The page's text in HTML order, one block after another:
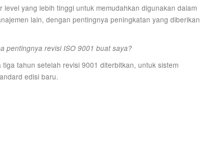
yang lebih tinggi untuk memudahkan digunakan dalam
lain, dengan pentingnya peningkatan yang diberikan
pentingnya revisi ISO 9001 buat saya?
tahun setelah revisi 9001 diterbitkan, untuk sistem
edisi baru.